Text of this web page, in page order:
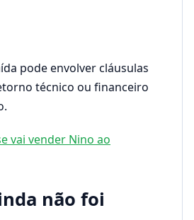
pode envolver cláusulas
técnico ou financeiro
vai vender Nino ao
não foi